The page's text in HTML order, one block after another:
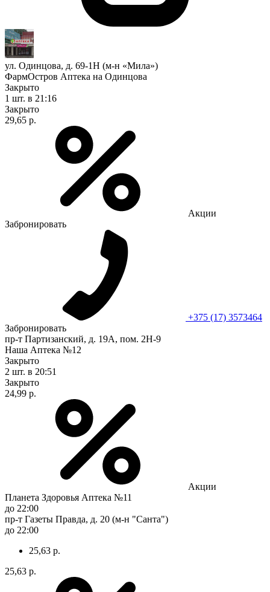
ул. Одинцова, д. 69-1Н (м-н «Мила»)
ФармОстров Аптека на Одинцова
Закрыто
1 шт. в 21:16
Закрыто
29,65 р.
Акции
Забронировать
+375 (17) 3573464
Забронировать
пр-т Партизанский, д. 19А, пом. 2Н-9
Наша Аптека №12
Закрыто
2 шт. в 20:51
Закрыто
24,99 р.
Акции
Планета Здоровья Аптека №11
до 22:00
пр-т Газеты Правда, д. 20 (м-н "Санта")
до 22:00
25,63 р.
25,63 р.